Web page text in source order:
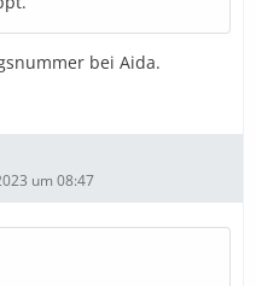
bei Aida.
um 08:47